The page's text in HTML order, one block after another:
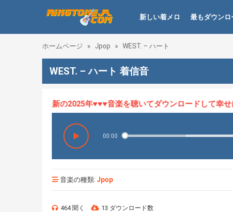
新しい着メロ 最もダウンロ
ホームページ » Jpop » WEST. – ハート
WEST. – ハート 着信音
HOT、最新の2025年♥♥♥音楽を聴いてダウンロードして幸せに
00:00
音楽の種類: Jpop
464 聞く 13 ダウンロード数